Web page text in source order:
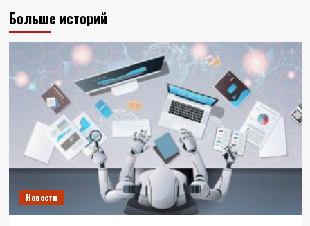
Больше историй
Новости